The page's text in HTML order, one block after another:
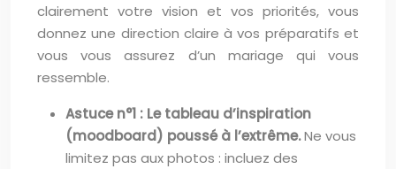
clairement votre vision et vos priorités, vous
donnez une direction claire à vos préparatifs et
vous vous assurez d’un mariage qui vous
ressemble.
Astuce n°1 : Le tableau d’inspiration
(moodboard) poussé à l’extrême.Ne vous
limitez pas aux photos : incluez des